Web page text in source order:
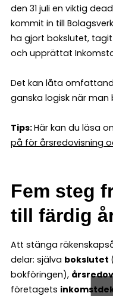
den 31 juli en viktig
kommit in till
ha gjort bokslutet,
och upprättat
Det kan låta
ganska logisk när man
Tips:Här kan du läsa
på för årsredovisning
Fem steg
till färdig
Att stänga
delar: själva bokslutet
bokföringen),
företagets